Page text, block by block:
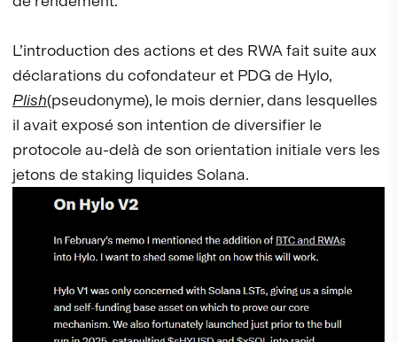
L’introduction des actions et des RWA fait suite aux
déclarations du cofondateur et PDG de Hylo,
Plish(pseudonyme), le mois dernier, dans lesquelles
il avait exposé son intention de diversifier le
protocole au-delà de son orientation initiale vers les
jetons de staking liquides Solana.